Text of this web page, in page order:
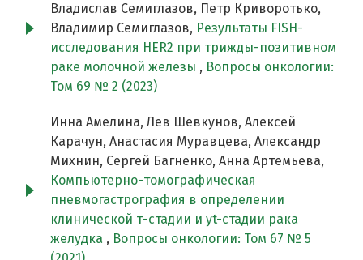
Владислав Семиглазов, Петр Криворотько,
Владимир Семиглазов, Результаты FISH-
исследования HER2 при трижды-позитивном
раке молочной железы , Вопросы онкологии:
Том 69 № 2 (2023)
Инна Амелина, Лев Шевкунов, Алексей
Карачун, Анастасия Муравцева, Александр
Михнин, Сергей Багненко, Анна Артемьева,
Компьютерно-томографическая
пневмогастрография в определении
клинической т-стадии и yt-стадии рака
желудка , Вопросы онкологии: Том 67 № 5